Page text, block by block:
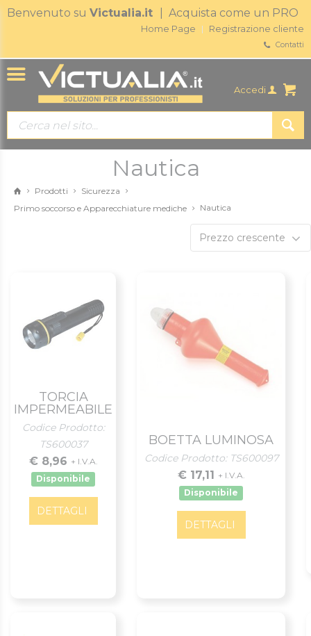
Benvenuto su Victualia.it | Acquista come un PRO
Home Page Registrazione cliente
Contatti
Accedi
Nautica
Prodotti
Sicurezza
Primo soccorso e Apparecchiature mediche
Nautica
Prezzo crescente
TORCIA
IMPERMEABILE
Codice Prodotto:
TS600037
€ 8,96 + I.V.A.
Disponibile
DETTAGLI
BOETTA LUMINOSA
Codice Prodotto: TS600097
€ 17,11 + I.V.A.
Disponibile
DETTAGLI